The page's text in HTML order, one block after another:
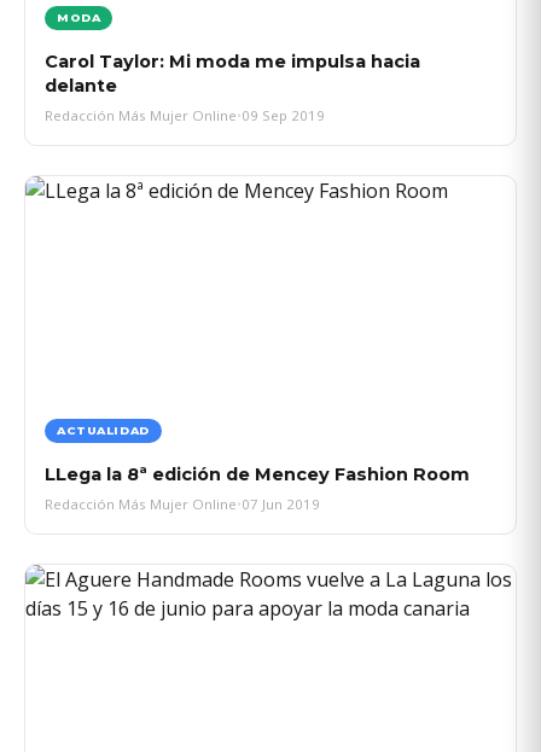
MODA
Carol Taylor: Mi moda me impulsa hacia
delante
Redacción Más Mujer Online•09 Sep 2019
ACTUALIDAD
LLega la 8ª edición de Mencey Fashion Room
Redacción Más Mujer Online•07 Jun 2019